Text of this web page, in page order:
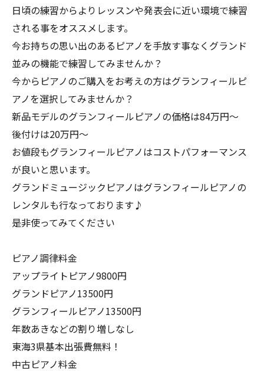
日頃の練習からよりレッスンや発表会に近い環境で練習
される事をオススメします。
今お持ちの思い出のあるピアノを手放す事なくグランド
並みの機能で練習してみませんか？
今からピアノのご購入をお考えの方はグランフィールピ
アノを選択してみませんか？
新品モデルのグランフィールピアノの価格は84万円〜
後付けは20万円〜
お値段もグランフィールピアノはコストパフォーマンス
が良いと思います。
グランドミュージックピアノはグランフィールピアノの
レンタルも行なっております♪
是非使ってみてください
ピアノ調律料金
アップライトピアノ9800円
グランドピアノ13500円
グランフィールピアノ13500円
年数あきなどの割り増しなし
東海3県基本出張費無料！
中古ピアノ料金